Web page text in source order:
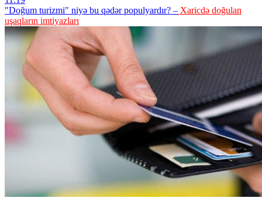
"Doğum turizmi" niyə bu qədər populyardır? – Xaricdə doğulan
uşaqların imtiyazları